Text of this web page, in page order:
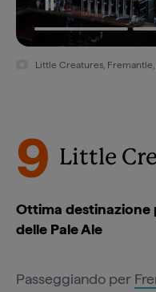
Little Creatures,
9 Little
Ottima destinazione
delle Pale Ale
Passeggiando per